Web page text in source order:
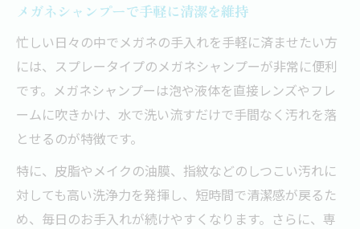
手間なく洗えるメガネの時短お手入れ法
泡タイプとスプレーの違いを比較解説
持ち運び便利なスプレー型の使い道
メガネにやさしい洗い方のコツを伝授
詰め替え対応メガネシャンプーのメリット解説
長く使えるメガネシャンプー選びのコツ
環境にも優しい詰め替えタイプの魅力
メガネシャンプーで手軽に清潔を維持
忙しい日々の中でメガネの手入れを手軽に済ませたい方
には、スプレータイプのメガネシャンプーが非常に便利
です。メガネシャンプーは泡や液体を直接レンズやフレ
ームに吹きかけ、水で洗い流すだけで手間なく汚れを落
とせるのが特徴です。
特に、皮脂やメイクの油膜、指紋などのしつこい汚れに
対しても高い洗浄力を発揮し、短時間で清潔感が戻るた
め、毎日のお手入れが続けやすくなります。さらに、専